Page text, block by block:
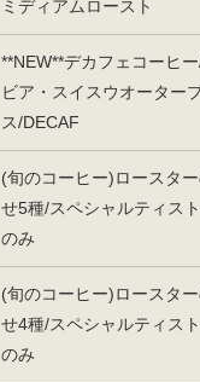
ミディアムロースト
**NEW**デカフェコーヒ
ビア・スイスウオーター
ス/DECAF
(旬のコーヒー)ロースタ
せ5種/スペシャルティス
のみ
(旬のコーヒー)ロースタ
せ4種/スペシャルティス
のみ